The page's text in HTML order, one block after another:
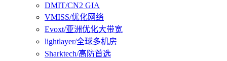
DMIT/CN2 GIA
VMISS/优化网络
Evoxt/亚洲优化大带宽
lightlayer/全球多机房
Sharktech/高防首选